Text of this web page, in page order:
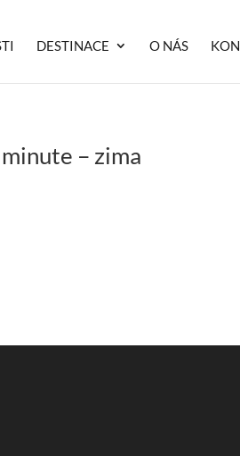
DESTINACE O NÁS
– zima